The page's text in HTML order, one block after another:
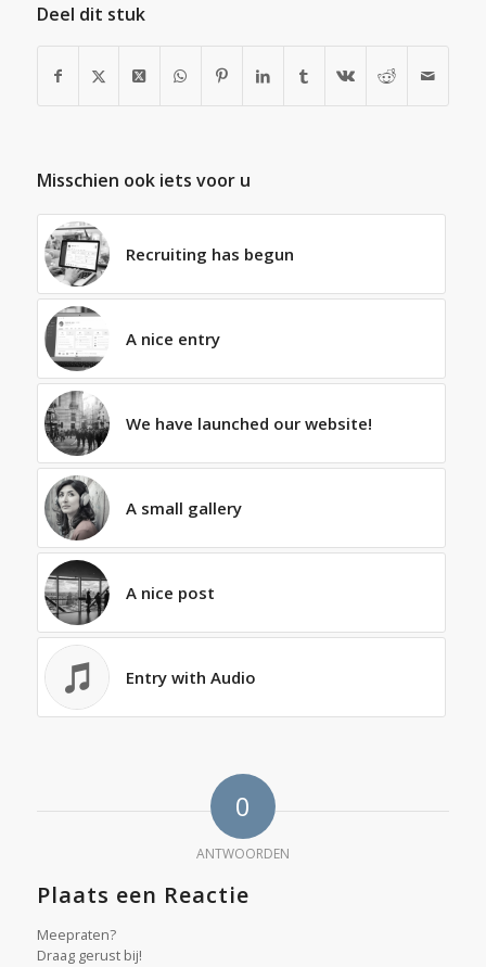
Deel dit stuk
Misschien ook iets voor u
Recruiting has begun
A nice entry
We have launched our website!
A small gallery
A nice post
Entry with Audio
0
ANTWOORDEN
Plaats een Reactie
Meepraten?
Draag gerust bij!